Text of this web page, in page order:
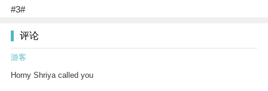
#3#
评论
游客
Horny Shriya called you